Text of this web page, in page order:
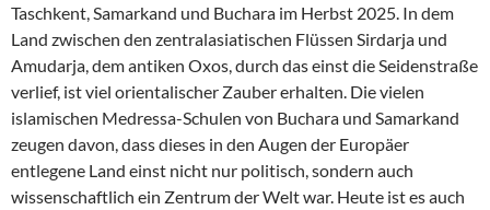
Taschkent, Samarkand und Buchara im Herbst 2025. In dem
Land zwischen den zentralasiatischen Flüssen Sirdarja und
Amudarja, dem antiken Oxos, durch das einst die Seidenstraße
verlief, ist viel orientalischer Zauber erhalten. Die vielen
islamischen Medressa-Schulen von Buchara und Samarkand
zeugen davon, dass dieses in den Augen der Europäer
entlegene Land einst nicht nur politisch, sondern auch
wissenschaftlich ein Zentrum der Welt war. Heute ist es auch